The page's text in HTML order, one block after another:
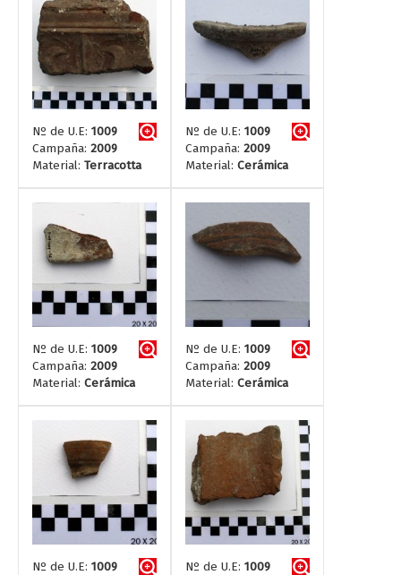
Nº de U.E: 1009
Campaña: 2009
Material: Terracotta
Nº de U.E: 1009
Campaña: 2009
Material: Cerámica
Nº de U.E: 1009
Campaña: 2009
Material: Cerámica
Nº de U.E: 1009
Campaña: 2009
Material: Cerámica
Nº de U.E: 1009
Nº de U.E: 1009